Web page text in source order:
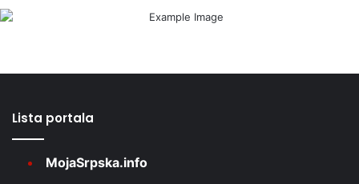
Lista portala
MojaSrpska.info